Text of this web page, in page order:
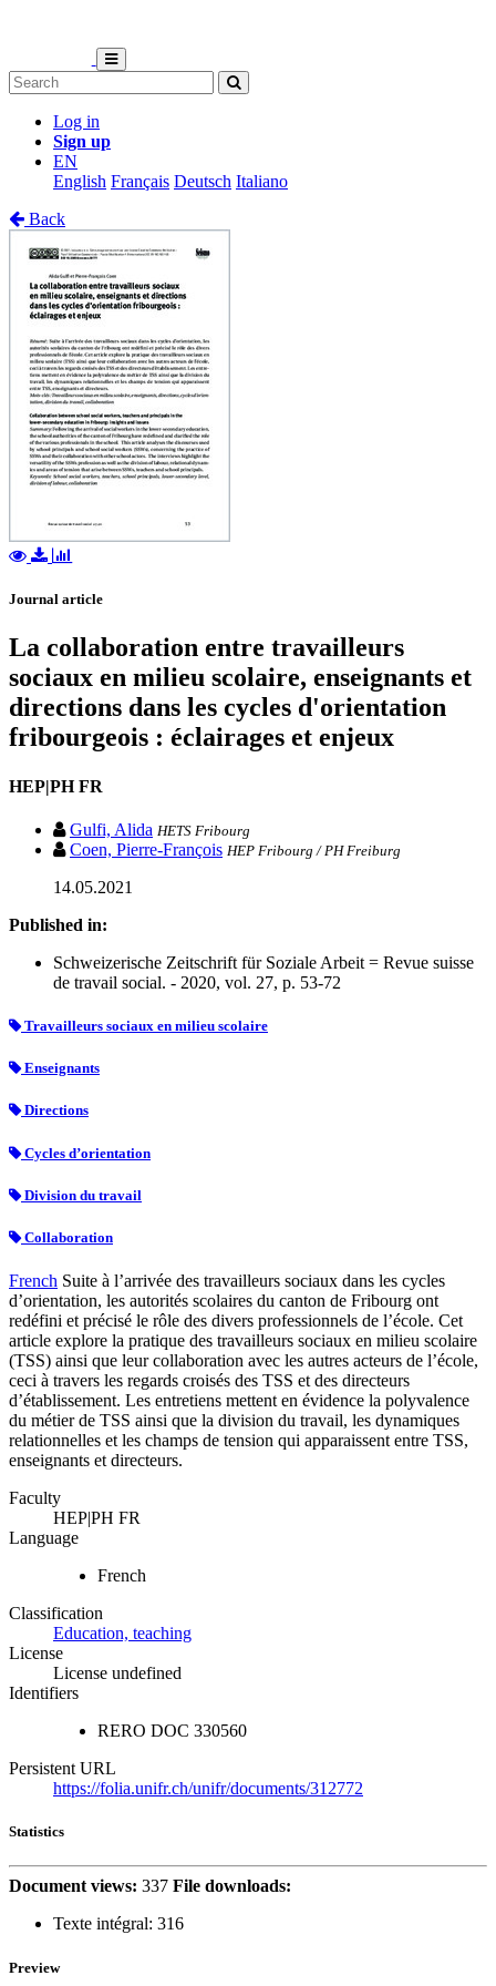
Log in
Sign up
EN
English Français Deutsch Italiano
Back
Journal article
La collaboration entre travailleurs
sociaux en milieu scolaire, enseignants et
directions dans les cycles d'orientation
fribourgeois : éclairages et enjeux
HEP|PH FR
Gulfi, Alida HETS Fribourg
Coen, Pierre-François HEP Fribourg / PH Freiburg
14.05.2021
Published in:
Schweizerische Zeitschrift für Soziale Arbeit = Revue suisse
de travail social. - 2020, vol. 27, p. 53-72
Travailleurs sociaux en milieu scolaire
Enseignants
Directions
Cycles d’orientation
Division du travail
Collaboration
French Suite à l’arrivée des travailleurs sociaux dans les cycles
d’orientation, les autorités scolaires du canton de Fribourg ont
redéfini et précisé le rôle des divers professionnels de l’école. Cet
article explore la pratique des travailleurs sociaux en milieu scolaire
(TSS) ainsi que leur collaboration avec les autres acteurs de l’école,
ceci à travers les regards croisés des TSS et des directeurs
d’établissement. Les entretiens mettent en évidence la polyvalence
du métier de TSS ainsi que la division du travail, les dynamiques
relationnelles et les champs de tension qui apparaissent entre TSS,
enseignants et directeurs.
Faculty
HEP|PH FR
Language
French
Classification
Education, teaching
License
License undefined
Identifiers
RERO DOC 330560
Persistent URL
https://folia.unifr.ch/unifr/documents/312772
Statistics
Document views: 337 File downloads:
Texte intégral: 316
Preview